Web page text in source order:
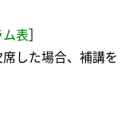
ム表
した場合、補講を